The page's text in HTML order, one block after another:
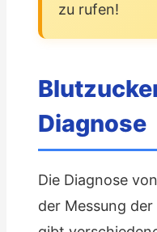
zu rufen!
Diagnose
Die Diagnose
der Messung